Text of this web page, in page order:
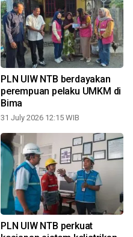
PLN UIW NTB berdayakan
perempuan pelaku UMKM di
Bima
31 July 2026 12:15 WIB
PLN UIW NTB perkuat